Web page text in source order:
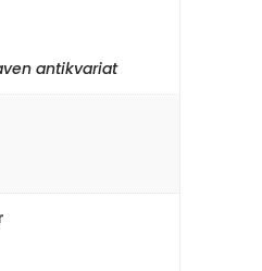
antikvariat